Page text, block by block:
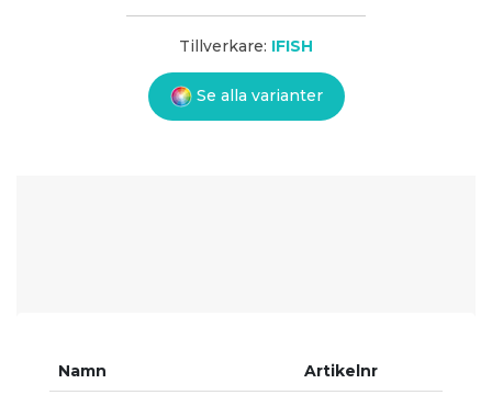
Tillverkare: IFISH
Se alla varianter
Namn Artikelnr